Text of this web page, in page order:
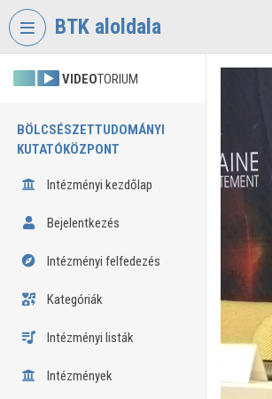
Fejléc kihagyása
BTK aloldala
VIDEOTORIUM
BÖLCSÉSZETTUDOMÁNYI
KUTATÓKÖZPONT
Intézményi kezdőlap
Bejelentkezés
Intézményi felfedezés
Kategóriák
Intézményi listák
Intézmények